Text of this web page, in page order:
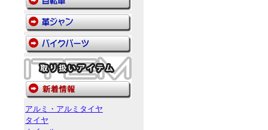
アルミ・アルミタイヤ
タイヤ